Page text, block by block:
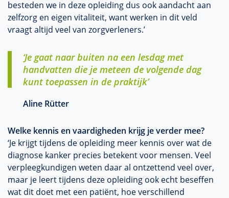
besteden we in deze opleiding dus ook aandacht aan
zelfzorg en eigen vitaliteit, want werken in dit veld
vraagt altijd veel van zorgverleners.’
‘Je gaat naar buiten na een lesdag met
handvatten die je meteen de volgende dag
kunt toepassen in de praktijk’
Aline Rütter
Welke kennis en vaardigheden krijg je verder mee?
‘Je krijgt tijdens de opleiding meer kennis over wat de
diagnose kanker precies betekent voor mensen. Veel
verpleegkundigen weten daar al ontzettend veel over,
maar je leert tijdens deze opleiding ook echt beseffen
wat dit doet met een patiënt, hoe verschillend